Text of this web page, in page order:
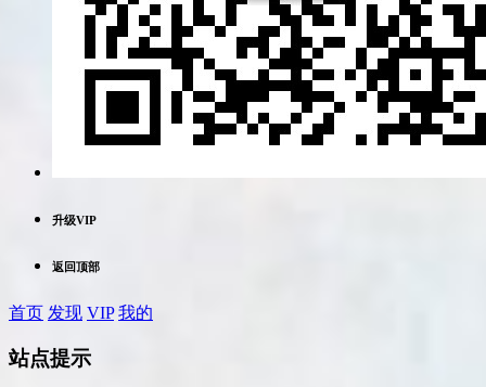
升级VIP
返回顶部
首页 发现 VIP 我的
站点提示